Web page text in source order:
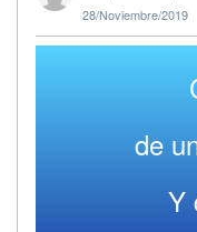
28/Noviembre/2019
de
Y